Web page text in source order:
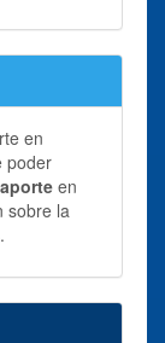
en
poder
en
sobre la